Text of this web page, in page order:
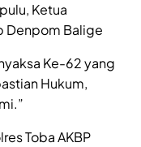
Ketua
Denpom Balige
Ke-62 yang
Hukum,
Toba AKBP